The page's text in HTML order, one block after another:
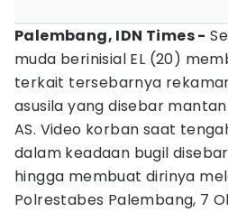
Palembang, IDN Times -
muda berinisial EL (20)
terkait tersebarnya
asusila yang disebar
AS. Video korban saat
dalam keadaan bugil
hingga membuat dirinya
Polrestabes Palembang, 7